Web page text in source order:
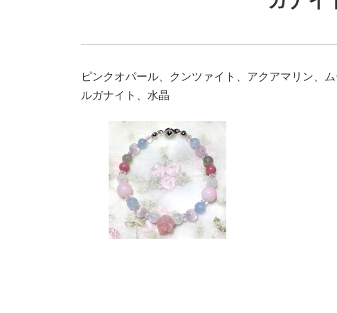
ピンクオパール、クンツァイト、アクアマリン、
ルガナイト、水晶